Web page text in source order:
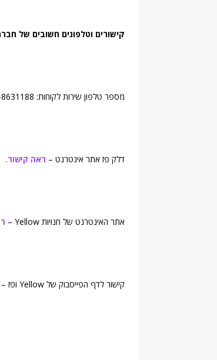
קישורים וטלפונים חשובים של
מספר טלפון שירות לקוחות: 09-8631188 שלוחה 2, ימים ושעות פעילות: א-ה 7:00-17:00 למידע עדכני
דלק פז אתר אינטרנט – ראה קישור.
אתר האינטרנט של חנויות Yellow –
קישור לדף הפייסבוק של Yellow ופז –